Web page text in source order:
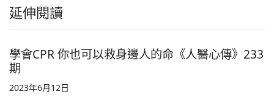
延伸閱讀
學會CPR 你也可以救身邊人的命《人醫心傳》233
期
2023年6月12日